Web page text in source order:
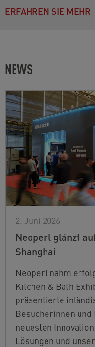
ERFAHREN SIE MEHR
NEWS
2. Juni 2026
Neoperl glänzt
Shanghai
Neoperl nahm
Kitchen & Bath
präsentierte
Besucherinnen
neuesten
Lösungen und